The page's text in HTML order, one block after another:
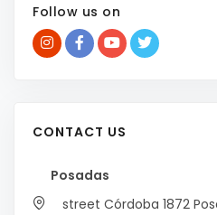
Follow us on
CONTACT US
Posadas
street Córdoba 1872